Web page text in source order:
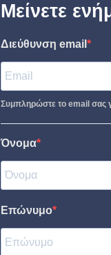
Μείνετε
Διεύθυνση email
Συμπληρώστε το email σας
Όνομα
Επώνυμο